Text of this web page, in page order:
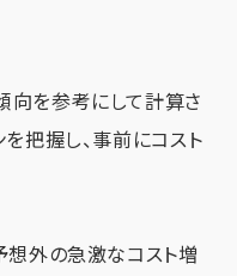
向を参考にして計算さ
把握し、事前にコスト
想外の急激なコスト増